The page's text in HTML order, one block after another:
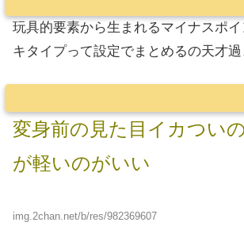
玩具的要素から生まれるマイナスポ
キタイプって設定でまとめるの天才過
変身前の見た目イカつい
が軽いのがいい
img.2chan.net/b/res/982369607